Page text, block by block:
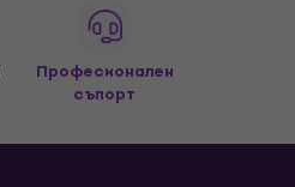
Професионален
съпорт